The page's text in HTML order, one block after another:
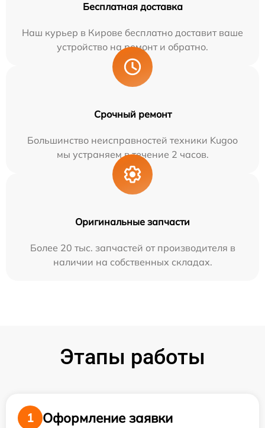
Бесплатная доставка
Наш курьер в Кирове бесплатно доставит ваше
устройство на ремонт и обратно.
Срочный ремонт
Большинство неисправностей техники Kugoo
мы устраняем в течение 2 часов.
Оригинальные запчасти
Более 20 тыс. запчастей от производителя в
наличии на собственных складах.
Этапы работы
1
Оформление заявки